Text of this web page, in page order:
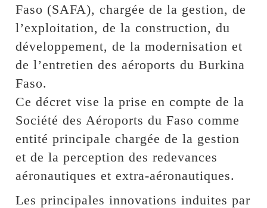
Faso (SAFA), chargée de la gestion, de
l’exploitation, de la construction, du
développement, de la modernisation et
de l’entretien des aéroports du Burkina
Faso.
Ce décret vise la prise en compte de la
Société des Aéroports du Faso comme
entité principale chargée de la gestion
et de la perception des redevances
aéronautiques et extra-aéronautiques.
Les principales innovations induites par